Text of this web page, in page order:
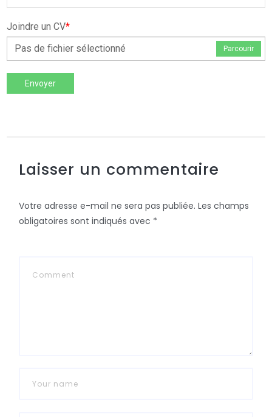
Joindre un CV*
Pas de fichier sélectionné
Parcourir
Envoyer
Laisser un commentaire
Votre adresse e-mail ne sera pas publiée. Les champs
obligatoires sont indiqués avec *